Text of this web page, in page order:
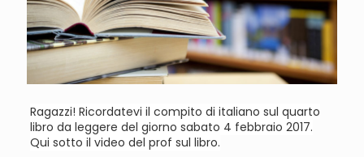
Ragazzi! Ricordatevi il compito di italiano sul quarto
libro da leggere del giorno sabato 4 febbraio 2017.
Qui sotto il video del prof sul libro.